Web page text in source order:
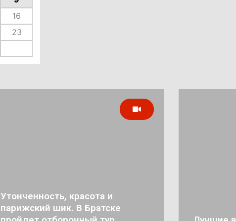
16
23
Утонченность, красота и
парижский шик. В Братске